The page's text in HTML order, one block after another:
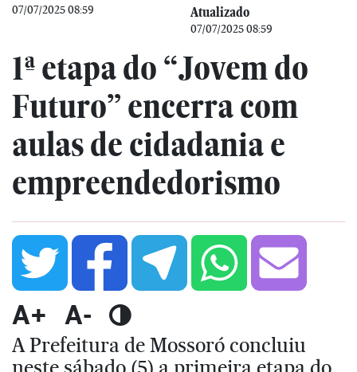
07/07/2025 08:59 Atualizado
07/07/2025 08:59
1ª etapa do “Jovem do
Futuro” encerra com
aulas de cidadania e
empreendedorismo
A+ A-
A Prefeitura de Mossoró concluiu
neste sábado (5) a primeira etapa do